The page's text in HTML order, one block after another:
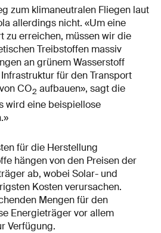
zum klimaneutralen Fliegen laut
allerdings nicht. «Um eine
zu erreichen, müssen wir die
Treibstoffen massiv
an grünem Wasserstoff
für den Transport
CO2 aufbauen», sagt die
wird eine beispiellose
für die Herstellung
hängen von den Preisen der
ab, wobei Solar- und
Kosten verursachen.
Mengen für den
Energieträger vor allem
Verfügung.